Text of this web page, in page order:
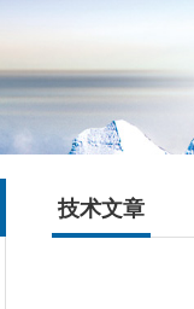
技术文章